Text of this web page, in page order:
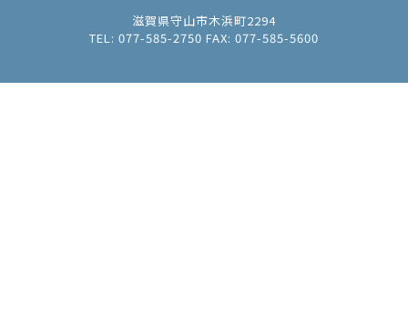
滋賀県守山市木浜町2294
TEL: 077-585-2750 FAX: 077-585-5600